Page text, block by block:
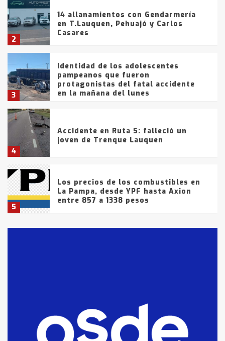
2
14 allanamientos con Gendarmería
en T.Lauquen, Pehuajó y Carlos
Casares
3
Identidad de los adolescentes
pampeanos que fueron
protagonistas del fatal accidente
en la mañana del lunes
4
Accidente en Ruta 5: falleció un
joven de Trenque Lauquen
5
Los precios de los combustibles en
La Pampa, desde YPF hasta Axion
entre 857 a 1338 pesos
fueron detenidos por
comercialización de drogas en la
tarde del sábado